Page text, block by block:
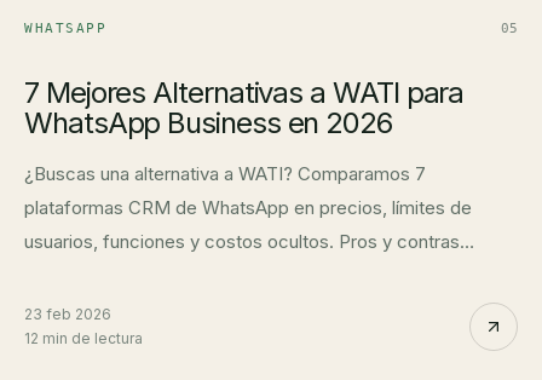
WHATSAPP 05
7 Mejores Alternativas a WATI para
WhatsApp Business en 2026
¿Buscas una alternativa a WATI? Comparamos 7
plataformas CRM de WhatsApp en precios, límites de
usuarios, funciones y costos ocultos. Pros y contras
23 feb 2026
12 min de lectura